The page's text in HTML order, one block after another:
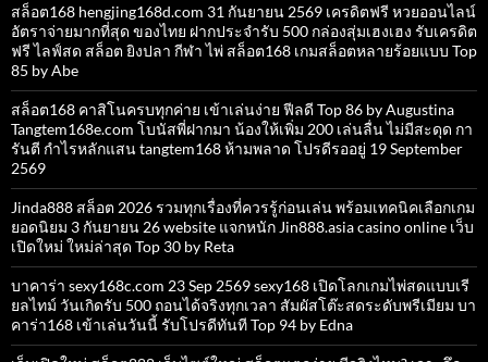
สล็อต168 hengjing168d.com 31 กันยายน 2569 เครดิตฟรี หวยออนไลน์
อัตราจ่ายมากที่สุด ของไทย ฝากประจำรับ 500 กล่องสุ่มเฮงเฮง รับเครดิต
ฟรี ไลฟ์สด สล็อต ยิงปลา กีฬา ไพ่ สล็อต168 เกมสล็อตหลายร้อยแบบ Top
85 by Abe
สล็อต168 คาสิโนครบทุกค่าย เข้าเล่นง่าย ฟีลดี Top 86 by Augustina
Tangtem168e.com โบนัสพี่ฝากมา น้องให้เพิ่ม 200 เล่นลื่น ไม่มีสะดุด กา
รันตี กำไรหลักแสน tangtem168 ห้ามพลาด โปรดีรออยู่ 19 September
2569
Jinda888 สล็อต 2026 รวมทุกเรื่องที่ควรรู้ก่อนเล่น พร้อมเทคนิคเลือกเกม
ยอดนิยม 3 กันยายน 26 website แจกหนัก Jin888.asia casino online เว็บ
เปิดใหม่ ใหม่ล่าสุด Top 30 by Reta
บาคาร่า sexy168c.com 23 Sep 2569 sexy168 เปิดโลกเกมไพ่สดแบบเรี
ยลไทม์ วันเกิดรับ 500 ถอนได้จริงทุกเวลา สัมผัสโต๊ะสดระดับพรีเมียม บา
คาร่า168 เข้าเล่นวันนี้ รับโปรดีทันที Top 94 by Edna